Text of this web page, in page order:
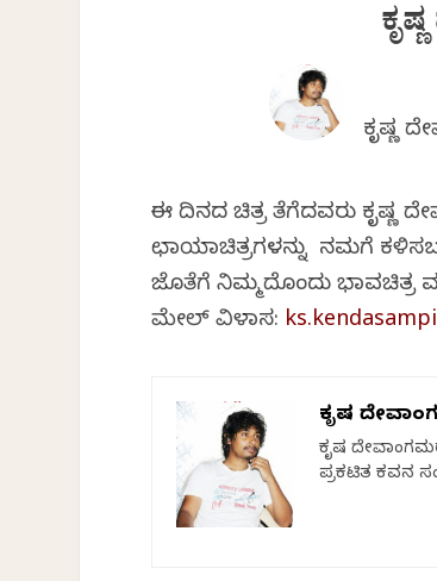
ಕೃಷ್ಣ
ಈ ದಿನದ ಚಿತ್ರ ತೆಗೆದವರು ಕೃಷ್ಣ
ಛಾಯಾಚಿತ್ರಗಳನ್ನು ನಮಗೆ
ಜೊತೆಗೆ ನಿಮ್ಮದೊಂದು ಭಾವಚಿತ್ರ
ಮೇಲ್ ವಿಳಾಸ:
ಕೃಷ್ಣ
ಕೃಷ್ಣ
ಪ್ರಕಟಿತ ಕವನ